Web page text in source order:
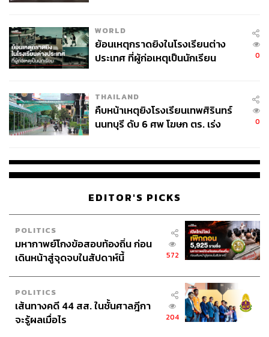
ตรวจสอบโครงการต่างๆ ที่ใช้ชื่อเกี่ยวข้องกับสถาบันพระ
มหากษัตริย์ ไม่ให้กลุ่มบุคคลที่ไม่ประสงค์ดีแอบอ้างนำ
สถาบันกษัตริย์มาใช้เป็นเกราะกำบัง อันจะส่งผลเสียต่อพระ
เกียรติยศขององค์พระมหากษัตริย์ได้
การรวมงบประมาณเข้าด้วยกันเป็นแผนบูรณาการ จะทำให้
การใช้งบประมาณเป็นไปอย่างมีประสิทธิภาพมากขึ้น รวมไป
ถึงทำให้พี่น้องประชาชนที่เป็นเจ้าของเงินงบประมาณ
พระมหากษัตริย์ได้อย่างถูกต้อง ไม่ทำให้เกิดข่าวลือผิดๆ ที่
อาจทำให้พระเกียรติยศขององค์พระมหากษัตริย์และพระบรม
ในหัวข้อสุดท้าย เบญจากล่าวว่า จะอภิปรายถึงงบเทิดพระ
เกียรติ เช่น งบจัดงานหรือจัดนิทรรศการในวันสำคัญๆ อย่าง
วันเฉลิมพระชนมพรรษา ที่ทั้งเปิดเผยและแฝงอยู่ตามกรมกอง
ต่างๆ แบบเบี้ยหัวแตก 1 ล้านบ้าง 5 ล้านบ้าง ปัญหาของเรื่องนี้
นอกจากจะไม่เกิดประโยชน์อะไรแล้ว ยังเป็นการไม่สมพระ
เกียรติขององค์พระมหากษัตริย์อีกด้วย
WORLD
ย้อนเหตุกราดยิงในโรงเรียนต่าง
ประเทศ ที่ผู้ก่อเหตุเป็นนักเรียน
0
THAILAND
คืบหน้าเหตุยิงโรงเรียนเทพศิรินทร์
นนทบุรี ดับ 6 ศพ โฆษก ตร. เร่ง
0
EDITOR'S PICKS
POLITICS
มหากาพย์โกงข้อสอบท้องถิ่น ก่อน
เดินหน้าสู่จุดจบในสัปดาห์นี้
572
POLITICS
เส้นทางคดี 44 สส. ในชั้นศาลฎีกา
จะรู้ผลเมื่อไร
204